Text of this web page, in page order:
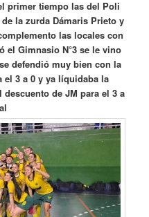
primer tiempo las del Poli
la zurda Dámaris Prieto y
las locales con
el Gimnasio N°3 se le vino
defendió muy bien con la
el 3 a 0 y ya líquidaba la
de JM para el 3 a